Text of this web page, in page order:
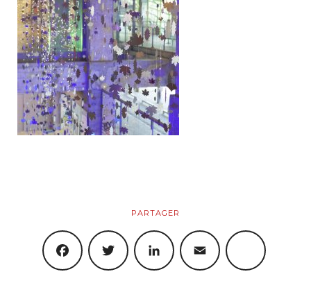
Artistiques
Objets
Boutique
Produits
Mon Compte
Blog
PARTAGER
FACEBOOKTWITTER LINKEDIN EMAIL SHARE